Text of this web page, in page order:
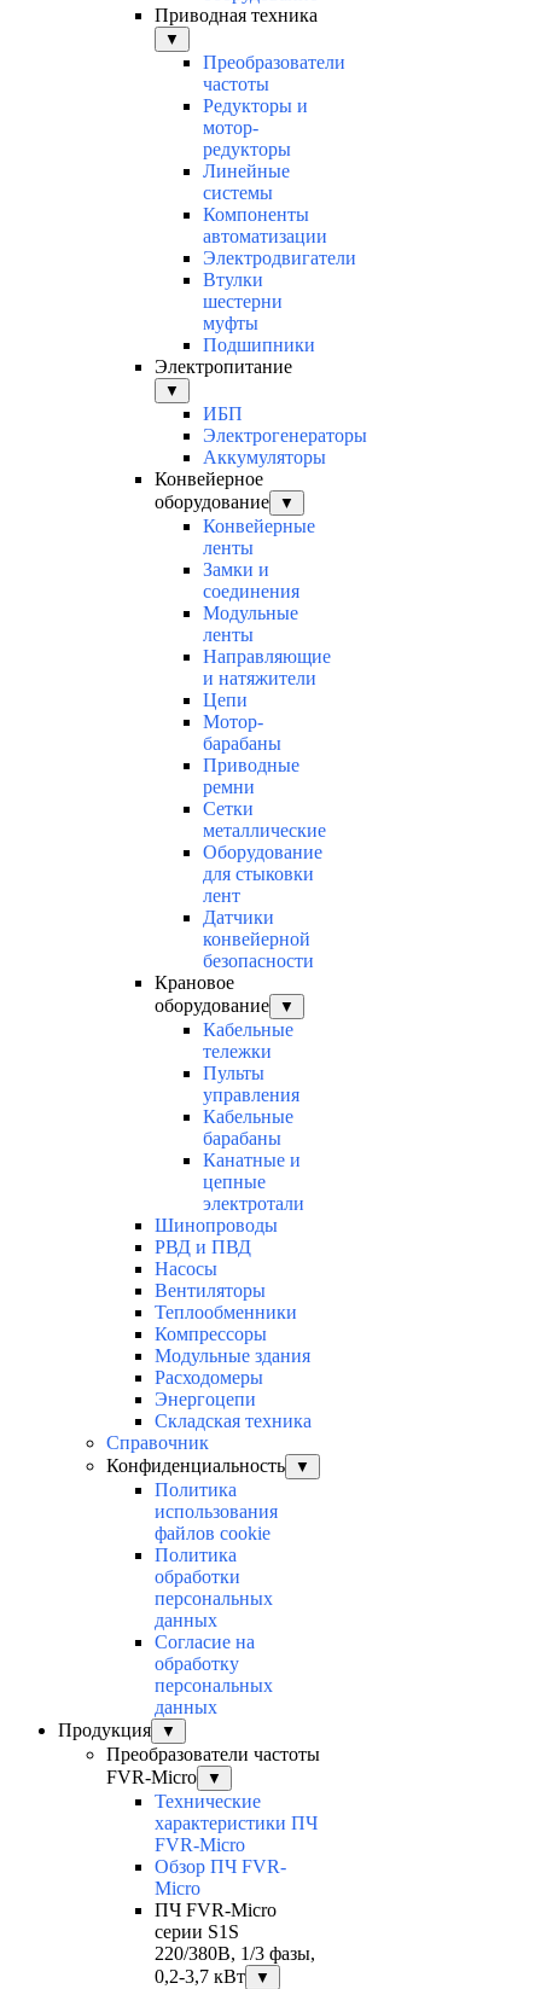
Приводная техника
▼
Преобразователи
частоты
Редукторы и
мотор-
редукторы
Линейные
системы
Компоненты
автоматизации
Электродвигатели
Втулки
шестерни
муфты
Подшипники
Электропитание
▼
ИБП
Электрогенераторы
Аккумуляторы
Конвейерное
оборудование
▼
Конвейерные
ленты
Замки и
соединения
Модульные
ленты
Направляющие
и натяжители
Цепи
Мотор-
барабаны
Приводные
ремни
Сетки
металлические
Оборудование
для стыковки
лент
Датчики
конвейерной
безопасности
Крановое
оборудование
▼
Кабельные
тележки
Пульты
управления
Кабельные
барабаны
Канатные и
цепные
электротали
Шинопроводы
РВД и ПВД
Насосы
Вентиляторы
Теплообменники
Компрессоры
Модульные здания
Расходомеры
Энергоцепи
Складская техника
Справочник
Конфиденциальность
▼
Политика
использования
файлов cookie
Политика
обработки
персональных
данных
Согласие на
обработку
персональных
данных
Продукция
▼
Преобразователи частоты
FVR-Micro
▼
Технические
характеристики ПЧ
FVR-Micro
Обзор ПЧ FVR-
Micro
ПЧ FVR-Micro
серии S1S
220/380В, 1/3 фазы,
0,2-3,7 кВт
▼